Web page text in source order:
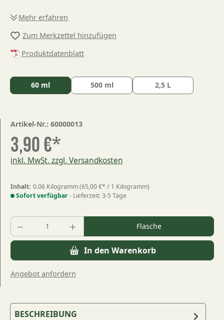
Mehr erfahren
Zum Merkzettel hinzufügen
Produktdatenblatt
60 ml 500 ml 2,5 L
Artikel-Nr.: 60000013
3,90 €*
inkl. MwSt. zzgl. Versandkosten
Inhalt: 0.06 Kilogramm(65,00 €* / 1 Kilogramm)
Sofort verfügbar- Lieferzeit: 3-5 Tage
Produkt Anzahl: Gib den gewünschten
Flasche
In den Warenkorb
Angebot anfordern
BESCHREIBUNG